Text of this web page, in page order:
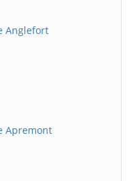
Anglefort
Apremont